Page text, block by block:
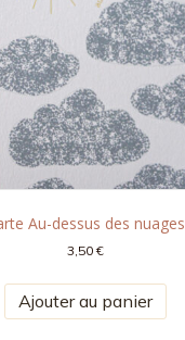
Au-dessus des nuages
3,50€
Ajouter au panier